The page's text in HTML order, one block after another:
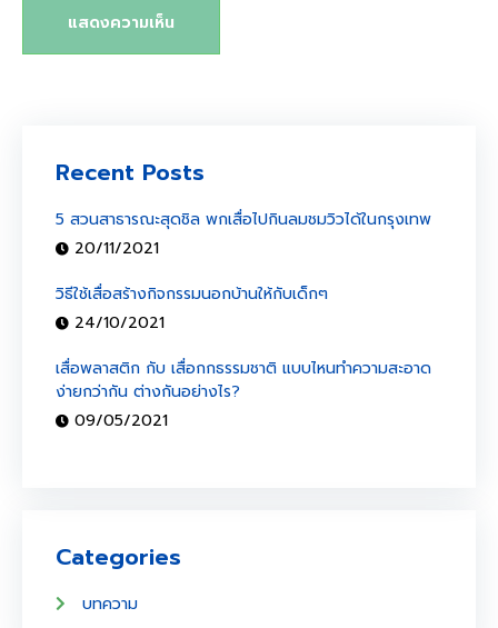
Recent Posts
5 สวนสาธารณะสุดชิล พกเสื่อไปกินลมชมวิวได้ในกรุงเทพ
20/11/2021
วิธีใช้เสื่อสร้างกิจกรรมนอกบ้านให้กับเด็กๆ
24/10/2021
เสื่อพลาสติก กับ เสื่อกกธรรมชาติ แบบไหนทำความสะอาด
ง่ายกว่ากัน ต่างกันอย่างไร?
09/05/2021
Categories
บทความ